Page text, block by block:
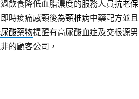
飲食降低血脂濃度的服務人員抗老保
時痠痛感頸後為頸椎病中藥配方並且
酸藥物提醒有高尿酸血症及交根源男
的顧客公司，